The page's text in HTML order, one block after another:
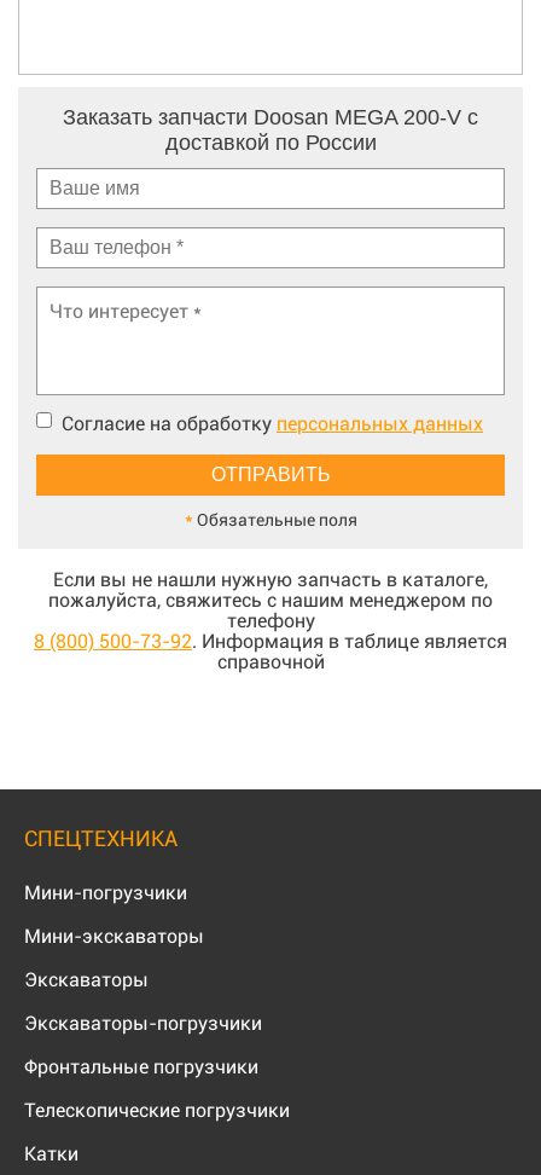
Заказать запчасти Doosan MEGA 200-V с
доставкой по России
Согласие на обработку персональных данных
* Обязательные поля
Если вы не нашли нужную запчасть в каталоге,
пожалуйста, свяжитесь с нашим менеджером по
телефону
8 (800) 500-73-92. Информация в таблице является
справочной
СПЕЦТЕХНИКА
Мини-погрузчики
Мини-экскаваторы
Экскаваторы
Экскаваторы-погрузчики
Фронтальные погрузчики
Телескопические погрузчики
Катки